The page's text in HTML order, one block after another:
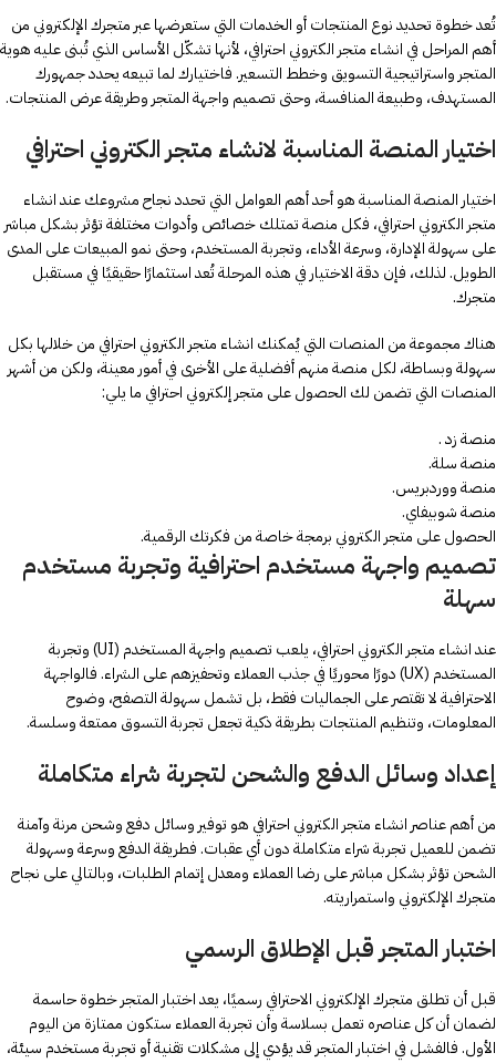
تُعد خطوة تحديد نوع المنتجات أو الخدمات التي ستعرضها عبر متجرك الإلكتروني من
أهم المراحل في انشاء متجر الكتروني احترافي، لأنها تشكّل الأساس الذي تُبنى عليه هوية
المتجر واستراتيجية التسويق وخطط التسعير. فاختيارك لما تبيعه يحدد جمهورك
المستهدف، وطبيعة المنافسة، وحتى تصميم واجهة المتجر وطريقة عرض المنتجات.
اختيار المنصة المناسبة لانشاء متجر الكتروني احترافي
اختيار المنصة المناسبة هو أحد أهم العوامل التي تحدد نجاح مشروعك عند انشاء
متجر الكتروني احترافي، فكل منصة تمتلك خصائص وأدوات مختلفة تؤثر بشكل مباشر
على سهولة الإدارة، وسرعة الأداء، وتجربة المستخدم، وحتى نمو المبيعات على المدى
الطويل. لذلك، فإن دقة الاختيار في هذه المرحلة تُعد استثمارًا حقيقيًا في مستقبل
متجرك.
هناك مجموعة من المنصات التي يُمكنك انشاء متجر الكتروني احترافي من خلالها بكل
سهولة وبساطة، لكل منصة منهم أفضلية على الأخرى في أمور معينة، ولكن من أشهر
المنصات التي تضمن لك الحصول على متجر إلكتروني احترافي ما يلي:
منصة زد .
منصة سلة.
منصة ووردبريس.
منصة شوبيفاي.
الحصول على متجر الكتروني برمجة خاصة من فكرتك الرقمية.
تصميم واجهة مستخدم احترافية وتجربة مستخدم
سهلة
عند انشاء متجر الكتروني احترافي، يلعب تصميم واجهة المستخدم (UI) وتجربة
المستخدم (UX) دورًا محوريًا في جذب العملاء وتحفيزهم على الشراء. فالواجهة
الاحترافية لا تقتصر على الجماليات فقط، بل تشمل سهولة التصفح، وضوح
المعلومات، وتنظيم المنتجات بطريقة ذكية تجعل تجربة التسوق ممتعة وسلسة.
إعداد وسائل الدفع والشحن لتجربة شراء متكاملة
من أهم عناصر انشاء متجر الكتروني احترافي هو توفير وسائل دفع وشحن مرنة وآمنة
تضمن للعميل تجربة شراء متكاملة دون أي عقبات. فطريقة الدفع وسرعة وسهولة
الشحن تؤثر بشكل مباشر على رضا العملاء ومعدل إتمام الطلبات، وبالتالي على نجاح
متجرك الإلكتروني واستمراريته.
اختبار المتجر قبل الإطلاق الرسمي
قبل أن تطلق متجرك الإلكتروني الاحترافي رسميًا، يعد اختبار المتجر خطوة حاسمة
لضمان أن كل عناصره تعمل بسلاسة وأن تجربة العملاء ستكون ممتازة من اليوم
الأول. فالفشل في اختبار المتجر قد يؤدي إلى مشكلات تقنية أو تجربة مستخدم سيئة،